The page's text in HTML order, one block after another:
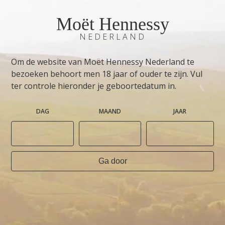
Moët Hennessy
NEDERLAND
Om de website van Moët Hennessy Nederland te
bezoeken behoort men 18 jaar of ouder te zijn. Vul
ter controle hieronder je geboortedatum in.
DAG MAAND JAAR